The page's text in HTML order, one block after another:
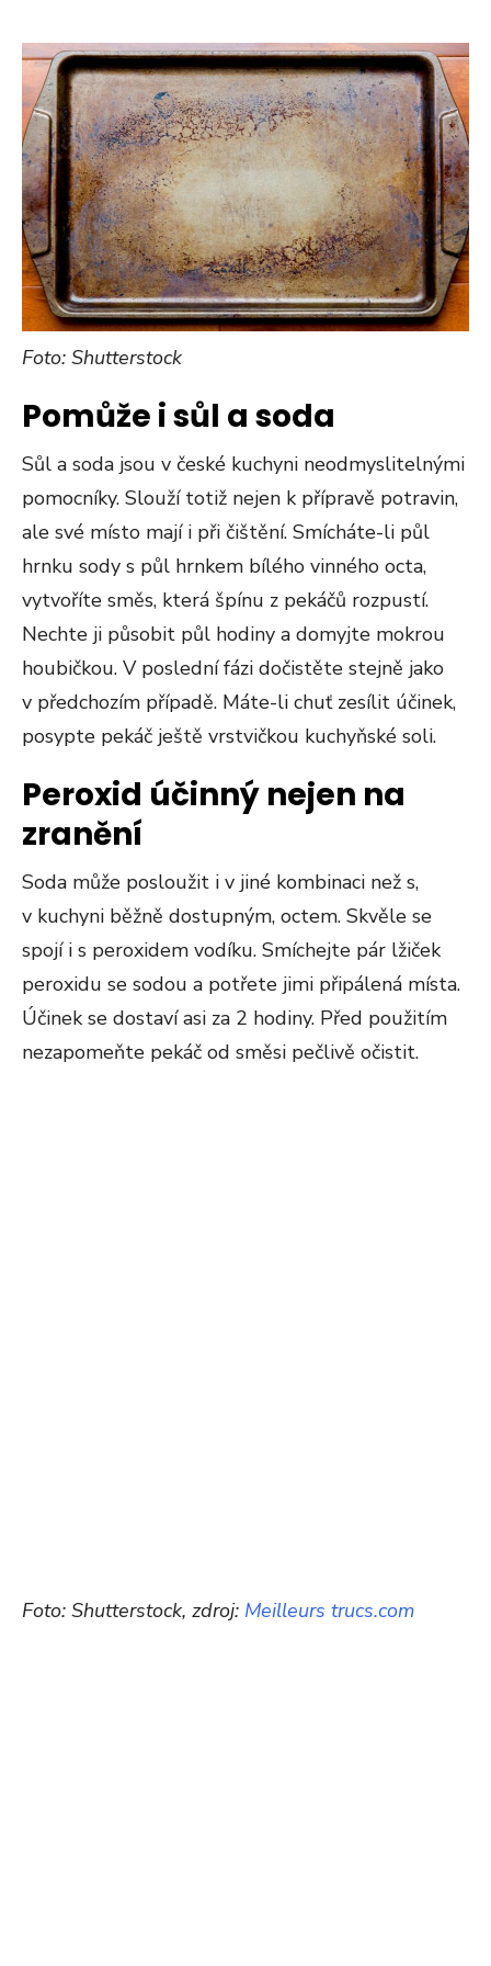
Foto: Shutterstock
Pomůže i sůl a soda
Sůl a soda jsou v české kuchyni neodmyslitelnými
pomocníky. Slouží totiž nejen k přípravě potravin,
ale své místo mají i při čištění. Smícháte-li půl
hrnku sody s půl hrnkem bílého vinného octa,
vytvoříte směs, která špínu z pekáčů rozpustí.
Nechte ji působit půl hodiny a domyjte mokrou
houbičkou. V poslední fázi dočistěte stejně jako
v předchozím případě. Máte-li chuť zesílit účinek,
posypte pekáč ještě vrstvičkou kuchyňské soli.
Peroxid účinný nejen na
zranění
Soda může posloužit i v jiné kombinaci než s,
v kuchyni běžně dostupným, octem. Skvěle se
spojí i s peroxidem vodíku. Smíchejte pár lžiček
peroxidu se sodou a potřete jimi připálená místa.
Účinek se dostaví asi za 2 hodiny. Před použitím
nezapomeňte pekáč od směsi pečlivě očistit.
Foto: Shutterstock, zdroj: Meilleurs trucs.com